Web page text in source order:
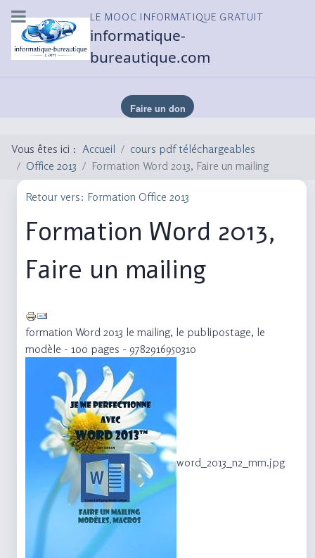
LE MOOC INFORMATIQUE GRATUIT
informatique-
bureautique.com
Vous êtes ici : Accueil
cours pdf téléchargeables
Office 2013
Formation Word 2013, Faire un mailing
Retour vers: Formation Office 2013
Formation Word 2013,
Faire un mailing
formation Word 2013 le mailing, le publipostage, le
modèle - 100 pages - 9782916950310
word_2013_n2_mm.jpg